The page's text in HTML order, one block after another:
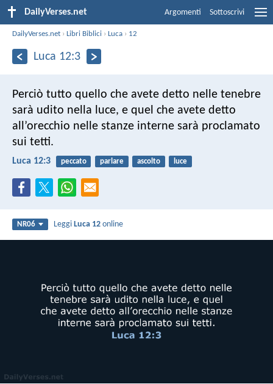
DailyVerses.net Argomenti Sottoscrivi
DailyVerses.net ›Libri Biblici ›Luca › 12
Luca 12:3
Perciò tutto quello che avete detto nelle tenebre
sarà udito nella luce, e quel che avete detto
all’orecchio nelle stanze interne sarà proclamato
sui tetti.
Luca 12:3 peccato parlare ascolto luce
NR06 LeggiLuca 12 online